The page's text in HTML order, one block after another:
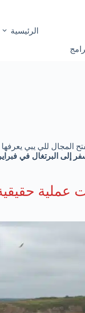
الرئيسية
المجال للي يبي
إلى البرتغال في
عملية